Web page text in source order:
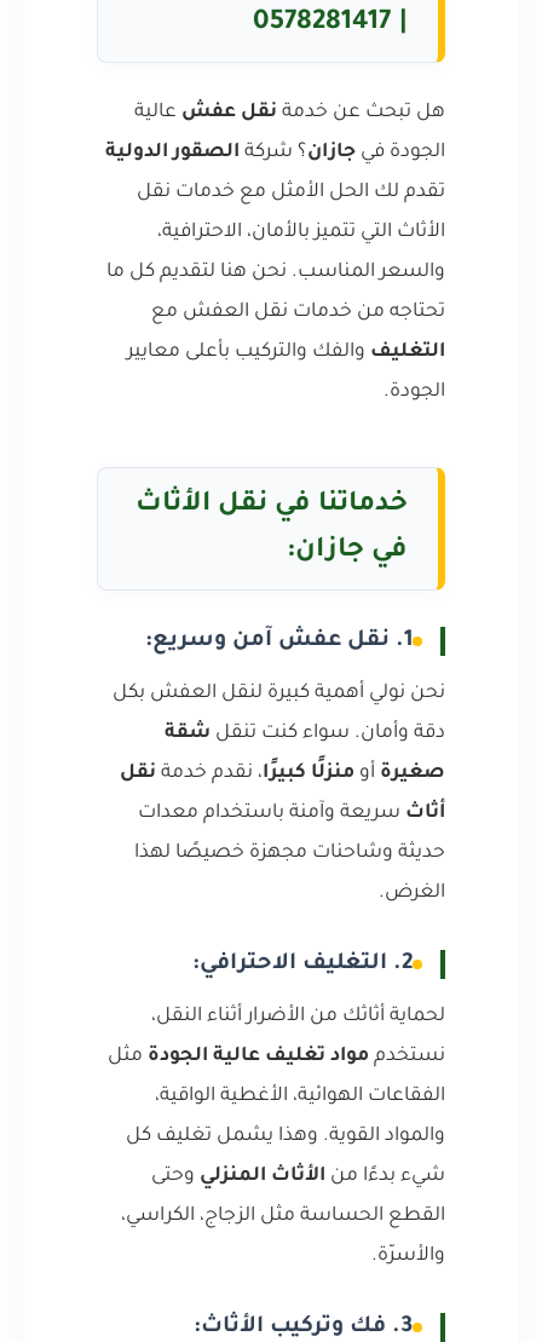
هل تبحث عن خدمة نقل عفش عالية
الجودة في جازان؟ شركة الصقور الدولية
تقدم لك الحل الأمثل مع خدمات نقل
الأثاث التي تتميز بالأمان، الاحترافية،
والسعر المناسب. نحن هنا لتقديم كل ما
تحتاجه من خدمات نقل العفش مع
التغليف والفك والتركيب بأعلى معايير
الجودة.
خدماتنا في نقل الأثاث
في جازان:
1. نقل عفش آمن وسريع:
نحن نولي أهمية كبيرة لنقل العفش بكل
دقة وأمان. سواء كنت تنقل شقة
صغيرة أو منزلًا كبيرًا، نقدم خدمة نقل
أثاث سريعة وآمنة باستخدام معدات
حديثة وشاحنات مجهزة خصيصًا لهذا
الغرض.
2. التغليف الاحترافي:
لحماية أثاثك من الأضرار أثناء النقل،
نستخدم مواد تغليف عالية الجودة مثل
الفقاعات الهوائية، الأغطية الواقية،
والمواد القوية. وهذا يشمل تغليف كل
شيء بدءًا من الأثاث المنزلي وحتى
القطع الحساسة مثل الزجاج، الكراسي،
والأسرّة.
3. فك وتركيب الأثاث: